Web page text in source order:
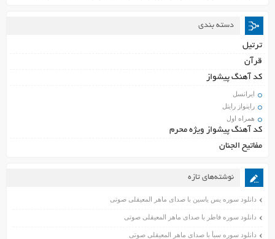
دسته بندی
ترتیل
قرآن
کد آهنگ پیشواز
ایرانسل
راینواز رایتل
همراه اول
کد آهنگ پیشواز ویژه محرم
مفاتیح الجنان
نوشته‌های تازه
دانلود سوره یس یاسین با صدای ماهر المعیقلی صوتی
دانلود سوره فاطر با صدای ماهر المعیقلی صوتی
دانلود سوره سبأ با صدای ماهر المعیقلی صوتی